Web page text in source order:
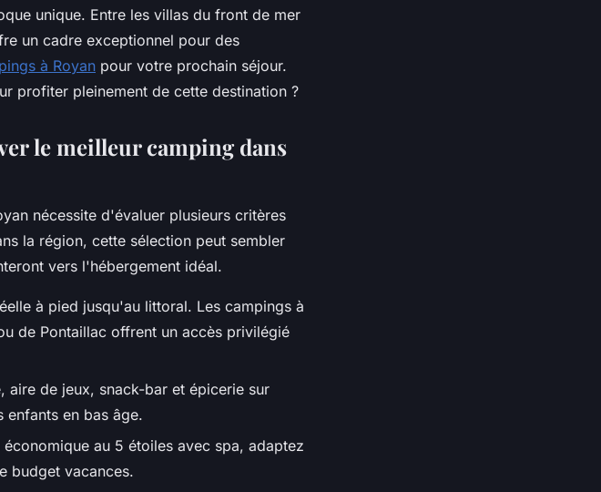
unique. Entre les villas du front de mer
un cadre exceptionnel pour des
à Royan pour votre prochain séjour.
profiter pleinement de cette destination ?
le meilleur camping dans
nécessite d'évaluer plusieurs critères
la région, cette sélection peut sembler
vers l'hébergement idéal.
à pied jusqu'au littoral. Les campings à
de Pontaillac offrent un accès privilégié
aire de jeux, snack-bar et épicerie sur
en bas âge.
au 5 étoiles avec spa, adaptez
budget vacances.